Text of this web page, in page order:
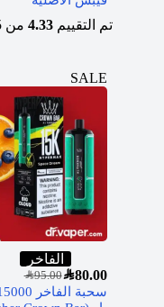
تم التقييم4.33 من 5
SALE
الفاخر
SAR95.00SAR80.00